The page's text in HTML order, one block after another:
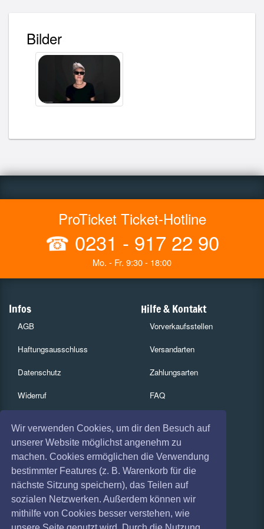
Wir verwenden Cookies, um dir den Besuch auf
unserer Website möglichst angenehm zu
machen. Cookies ermöglichen die Verwendung
bestimmter Features (z. B. Warenkorb für die
nächste Sitzung speichern), das Teilen auf
sozialen Netzwerken. Außerdem können wir
mithilfe von Cookies besser verstehen, wie
Bilder
ProTicket Ticket-Hotline
☎ 0231 - 917 22 90
Mo. - Fr. 9:30 - 18:00
Infos
AGB
Haftungsausschluss
Datenschutz
Widerruf
Absagen
Hilfe & Kontakt
Vorverkaufsstellen
Versandarten
Zahlungsarten
FAQ
Services
Gutscheine
Geschäftskunden
Kartenrückgabe
Besucherregistrierung